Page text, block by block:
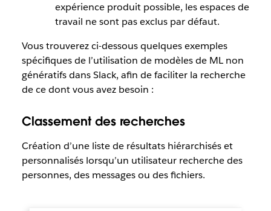
expérience produit possible, les espaces de
travail ne sont pas exclus par défaut.
Vous trouverez ci-dessous quelques exemples
spécifiques de l’utilisation de modèles de ML non
génératifs dans Slack, afin de faciliter la recherche
de ce dont vous avez besoin :
Classement des recherches
Création d’une liste de résultats hiérarchisés et
personnalisés lorsqu’un utilisateur recherche des
personnes, des messages ou des fichiers.